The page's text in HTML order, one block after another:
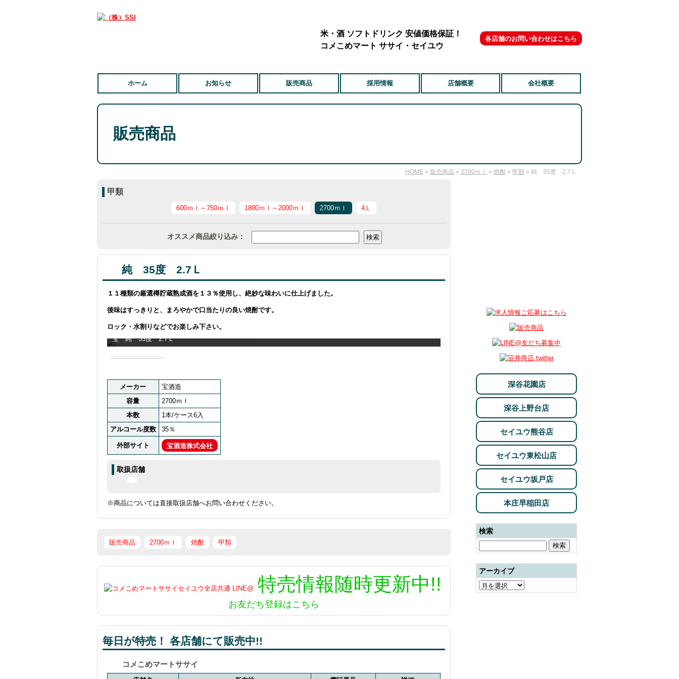
米・酒 ソフトドリンク 安値価格保証！
コメこめマート ササイ・セイユウ
各店舗のお問い合わせはこちら
ホーム お知らせ 販売商品 採用情報 店舗概要 会社概要
販売商品
HOME » 販売商品 » 2700ｍｌ » 焼酎 » 甲類 » 純 35度 2.7Ｌ
深谷花園店
深谷上野台店
セイユウ熊谷店
セイユウ東松山店
セイユウ坂戸店
本庄早稲田店
検索
アーカイブ
甲類
600ｍｌ～750ｍｌ 1800ｍｌ～2000ｍｌ 2700ｍｌ 4Ｌ
オススメ商品絞り込み：
純 35度 2.7Ｌ
１１種類の厳選樽貯蔵熟成酒を１３％使用し、絶妙な味わいに仕上げました。
後味はすっきりと、まろやかで口当たりの良い焼酎です。
ロック・水割りなどでお楽しみ下さい。
宝 純 35度 2.7Ｌ
メーカー
宝酒造
容量
2700ｍｌ
本数
1本/ケース6入
アルコール度数
35％
外部サイト 宝酒造株式会社
取扱店舗
※商品については直接取扱店舗へお問い合わせください。
販売商品 2700ｍｌ 焼酎 甲類
特売情報随時更新中!!
お友だち登録はこちら
毎日が特売！ 各店舗にて販売中!!
コメこめマートササイ